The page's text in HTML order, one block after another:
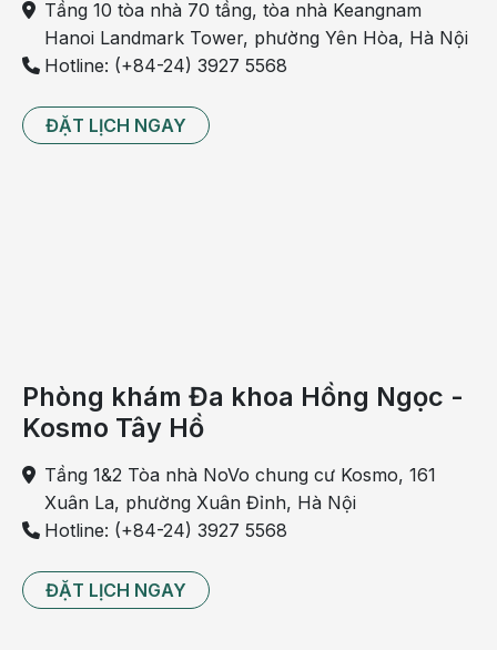
Tầng 10 tòa nhà 70 tầng, tòa nhà Keangnam
Hanoi Landmark Tower, phường Yên Hòa, Hà Nội
Hotline: (+84-24) 3927 5568
ĐẶT LỊCH NGAY
Phòng khám Đa khoa Hồng Ngọc -
Kosmo Tây Hồ
Tầng 1&2 Tòa nhà NoVo chung cư Kosmo, 161
Xuân La, phường Xuân Đỉnh, Hà Nội
Hotline: (+84-24) 3927 5568
ĐẶT LỊCH NGAY